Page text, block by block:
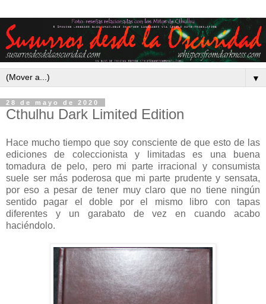
▼
28 de mayo de 2020
Cthulhu Dark Limited Edition
Hace mucho tiempo que soy consciente de que esto de las
ediciones de coleccionista y limitadas es una buena
tomadura de pelo, pero mi parte irracional y consumista
suele ser más poderosa que mi parte prudente y sensata,
por eso a pesar de tener muy claro que no tiene ningún
sentido pagar el doble por el mismo libro con tapas
diferentes y un garabato de vez en cuando acabo
haciéndolo.